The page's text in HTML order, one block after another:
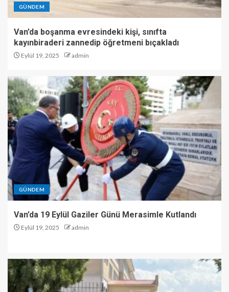
GÜNDEM
Van’da boşanma evresindeki kişi, sınıfta
kayınbiraderi zannedip öğretmeni bıçakladı
Eylül 19, 2025 admin
GÜNDEM
Van’da 19 Eylül Gaziler Günü Merasimle Kutlandı
Eylül 19, 2025 admin